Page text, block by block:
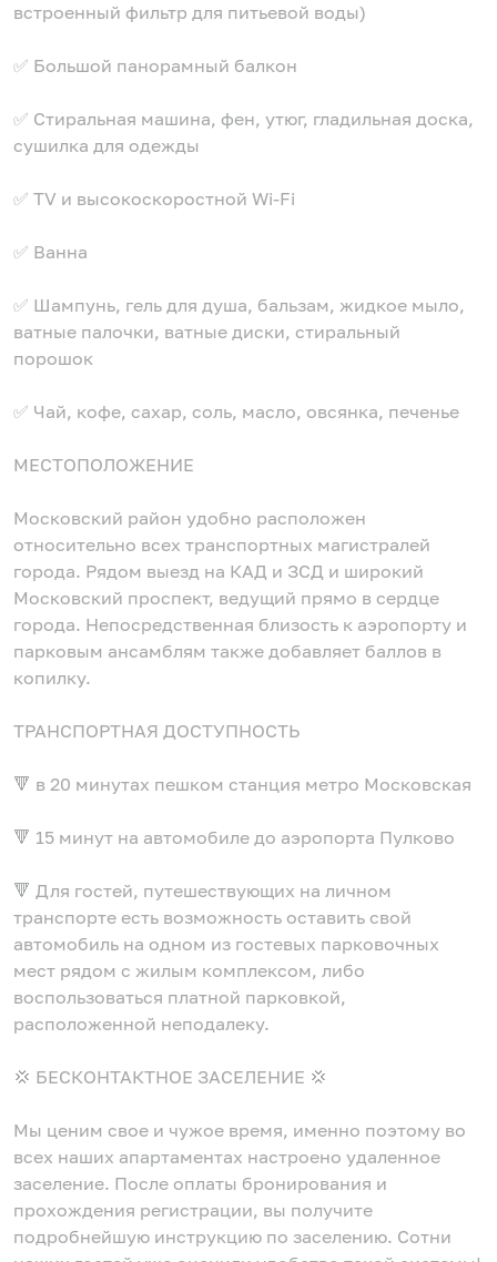
встроенный фильтр для питьевой воды)
✅ Большой панорамный балкон
✅ Стиральная машина, фен, утюг, гладильная доска,
сушилка для одежды
✅ TV и высокоскоростной Wi-Fi
✅ Ванна
✅ Шампунь, гель для душа, бальзам, жидкое мыло,
ватные палочки, ватные диски, стиральный
порошок
✅ Чай, кофе, сахар, соль, масло, овсянка, печенье
МЕСТОПОЛОЖЕНИЕ
Московский район удобно расположен
относительно всех транспортных магистралей
города. Рядом выезд на КАД и ЗСД и широкий
Московский проспект, ведущий прямо в сердце
города. Непосредственная близость к аэропорту и
парковым ансамблям также добавляет баллов в
копилку.
ТРАНСПОРТНАЯ ДОСТУПНОСТЬ
🔻 в 20 минутах пешком станция метро Московская
🔻 15 минут на автомобиле до аэропорта Пулково
🔻 Для гостей, путешествующих на личном
транспорте есть возможность оставить свой
автомобиль на одном из гостевых парковочных
мест рядом с жилым комплексом, либо
воспользоваться платной парковкой,
расположенной неподалеку.
💢 БЕСКОНТАКТНОЕ ЗАСЕЛЕНИЕ 💢
Мы ценим свое и чужое время, именно поэтому во
всех наших апартаментах настроено удаленное
заселение. После оплаты бронирования и
прохождения регистрации, вы получите
подробнейшую инструкцию по заселению. Сотни